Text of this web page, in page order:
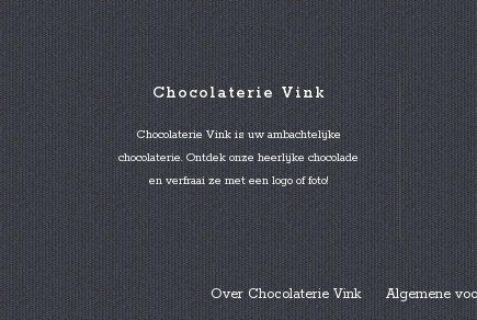
Chocolaterie Vink
Chocolaterie Vink is uw ambachtelijke
chocolaterie. Ontdek onze heerlijke chocolade
en verfraai ze met een logo of foto!
Over Chocolaterie Vink Algemene